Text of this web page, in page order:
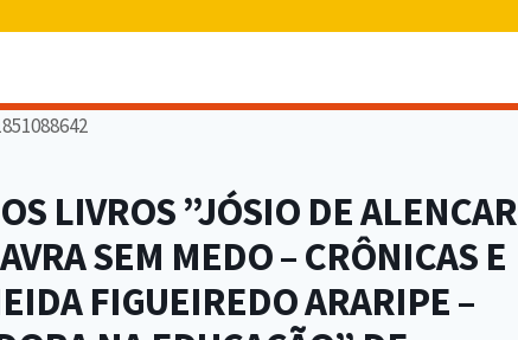
LIVROS ”JÓSIO DE ALENCAR
SEM MEDO – CRÔNICAS E
FIGUEIREDO ARARIPE –